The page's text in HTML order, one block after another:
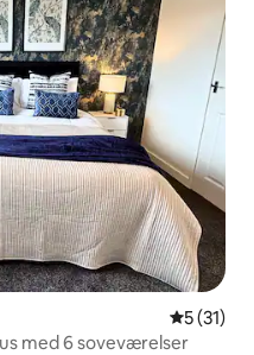
5 ud af 5
5 (31)
med 6 soveværelser